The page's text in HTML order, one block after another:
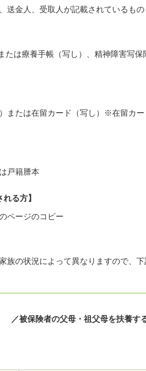
送金人、受取人が記載されているもの
は療養手帳（写し）、精神障害写保
たは在留カード（写し）※在留カー
戸籍謄本
る方】
ページのコピー
族の状況によって異なりますので、
被保険者の父母・祖父母を扶養す